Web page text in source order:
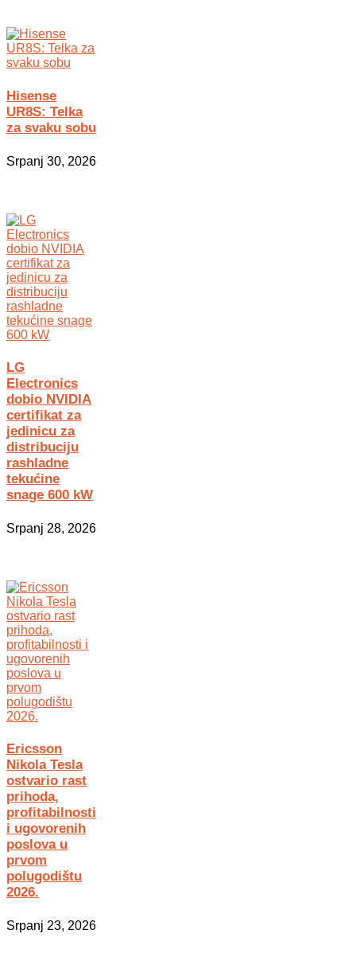
Hisense
UR8S: Telka
za svaku sobu
Srpanj 30, 2026
LG
Electronics
dobio NVIDIA
certifikat za
jedinicu za
distribuciju
rashladne
tekućine
snage 600 kW
Srpanj 28, 2026
Ericsson
Nikola Tesla
ostvario rast
prihoda,
profitabilnosti
i ugovorenih
poslova u
prvom
polugodištu
2026.
Srpanj 23, 2026